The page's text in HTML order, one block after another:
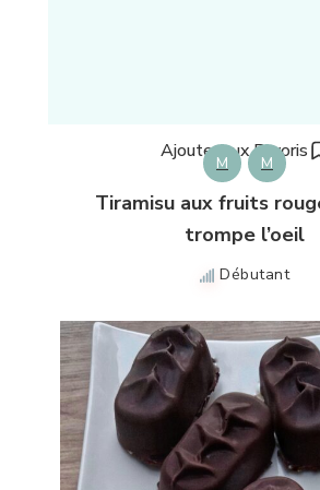
Ajouter aux Favoris
M M
Tiramisu aux fruits
trompe l’oeil
Débutant